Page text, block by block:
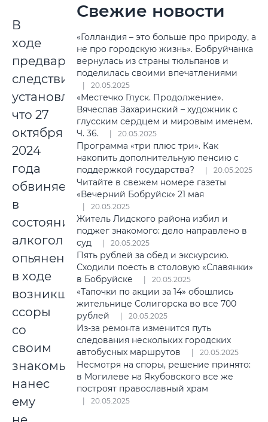
В
ходе
предварительного
следствия
установлено,
что 27
октября
2024
года
обвиняемый
в
состоянии
алкогольного
опьянения
в ходе
возникшей
ссоры
со
своим
знакомым
нанес
ему
Свежие новости
«Голландия – это больше про природу, а
не про городскую жизнь». Бобруйчанка
вернулась из страны тюльпанов и
поделилась своими впечатлениями
20.05.2025
«Местечко Глуск. Продолжение».
Вячеслав Захаринский – художник с
глусским сердцем и мировым именем.
Ч. 36.
20.05.2025
Программа «три плюс три». Как
накопить дополнительную пенсию с
поддержкой государства?
20.05.2025
Читайте в свежем номере газеты
«Вечерний Бобруйск» 21 мая
20.05.2025
Житель Лидского района избил и
поджег знакомого: дело направлено в
суд
20.05.2025
Пять рублей за обед и экскурсию.
Сходили поесть в столовую «Славянки»
в Бобруйске
20.05.2025
«Тапочки по акции за 14» обошлись
жительнице Солигорска во все 700
рублей
20.05.2025
Из-за ремонта изменится путь
следования нескольких городских
автобусных маршрутов
20.05.2025
Несмотря на споры, решение принято:
в Могилеве на Якубовского все же
построят православный храм
20.05.2025